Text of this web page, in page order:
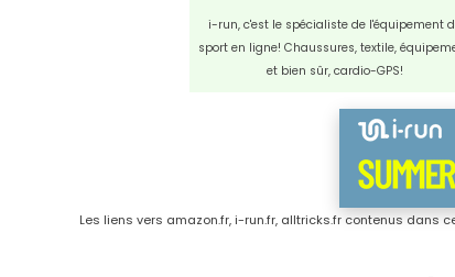
i-run, c'est le spécialiste de l'équipement
sport en ligne! Chaussures, textile,
et bien sûr, cardio-GPS!
Les liens vers amazon.fr, i-run.fr, alltricks.fr contenus